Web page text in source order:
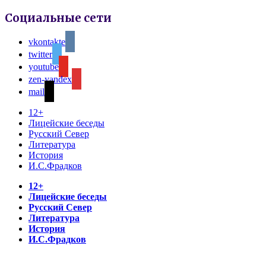
Социальные сети
vkontakte
twitter
youtube
zen-yandex
mail
12+
Лицейские беседы
Русский Север
Литература
История
И.С.Фрадков
12+
Лицейские беседы
Русский Север
Литература
История
И.С.Фрадков